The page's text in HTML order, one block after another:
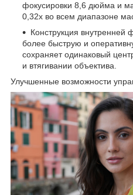
фокусировки 8,6 дюйма и
0,32x во всем диапазоне
Конструкция внутренней
более быструю и
сохраняет одинаковый
и втягивании объектива.
Улучшенные возможности